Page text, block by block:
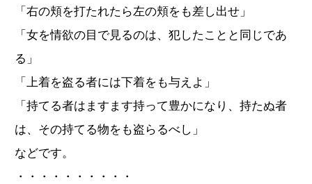
「右の頬を打たれたら左の頬をも差し出せ」
「女を情欲の目で見るのは、犯したことと同じであ
る」
「上着を盗る者には下着をも与えよ」
「持てる者はますます持って豊かになり、持たぬ者
は、その持てる物をも盗らるべし」
などです。
・・・・・・・・・・